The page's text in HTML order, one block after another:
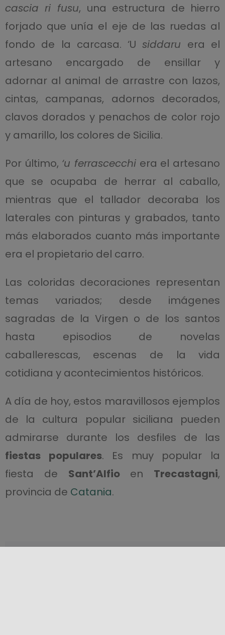
cascia ri fusu, una estructura de hierro
forjado que unía el eje de las ruedas al
fondo de la carcasa. ‘Usiddaru era el
artesano encargado de ensillar y
adornar al animal de arrastre con lazos,
cintas, campanas, adornos decorados,
clavos dorados y penachos de color rojo
y amarillo, los colores de Sicilia.
Por último, ‘u ferrascecchi era el artesano
que se ocupaba de herrar al caballo,
mientras que el tallador decoraba los
laterales con pinturas y grabados, tanto
más elaborados cuanto más importante
era el propietario del carro.
Las coloridas decoraciones representan
temas variados; desde imágenes
sagradas de la Virgen o de los santos
hasta episodios de novelas
caballerescas, escenas de la vida
cotidiana y acontecimientos históricos.
A día de hoy, estos maravillosos ejemplos
de la cultura popular siciliana pueden
admirarse durante los desfiles de las
fiestas populares. Es muy popular la
fiesta de Sant’Alfio en Trecastagni,
provincia de Catania.